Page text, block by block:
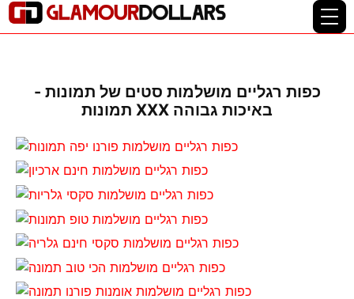
כפות רגליים מושלמות סטים של תמונות -
תמונות XXX באיכות גבוהה